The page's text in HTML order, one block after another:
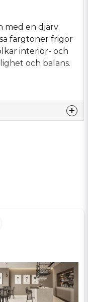
med en djärv
färgtoner frigör
interiör- och
och balans.